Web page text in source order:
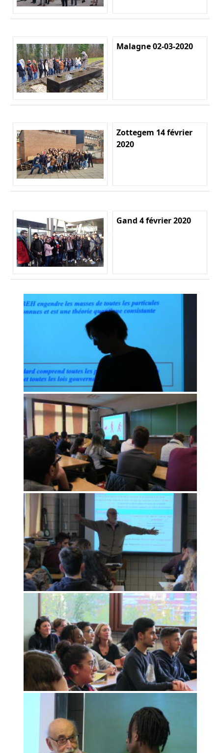
Malagne 02-03-2020
Zottegem 14 février
2020
Gand 4 février 2020